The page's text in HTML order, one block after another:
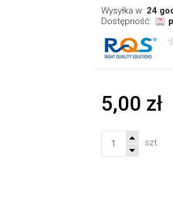
Wysyłka w: 24
Dostępność:
5,00 zł
szt.